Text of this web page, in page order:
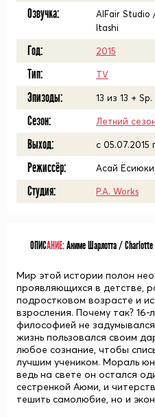
Озвучка:
AlFair Studio
Itashi
Год: 2015
Тип: TV
Эпизоды: 13 из 13 + Sp.
Сезон: Летний
Выход: c 05.07.2015
Режиссёр: Асай Ёсиюки
Студия: P.A. Works
ОПИСАНИЕ:Аниме Шарлотта / Charlotte
Мир этой истории полон
проявляющихся в детстве,
подростковом возрасте и
взросления. Почему так? 16-
философией не
жизнь пользовался своим
любое сознание, чтобы
лучшим учеником. Мораль
ведь на свете он остался
сестренкой Аюми, и
тешить самолюбие, но и